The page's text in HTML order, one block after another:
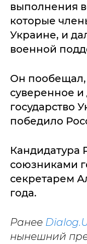
выполнения
которые
Украине, и
военной
Он пообещал,
суверенное
государство
победило
Кандидатура
союзниками
секретарем
года.
Ранее
нынешний